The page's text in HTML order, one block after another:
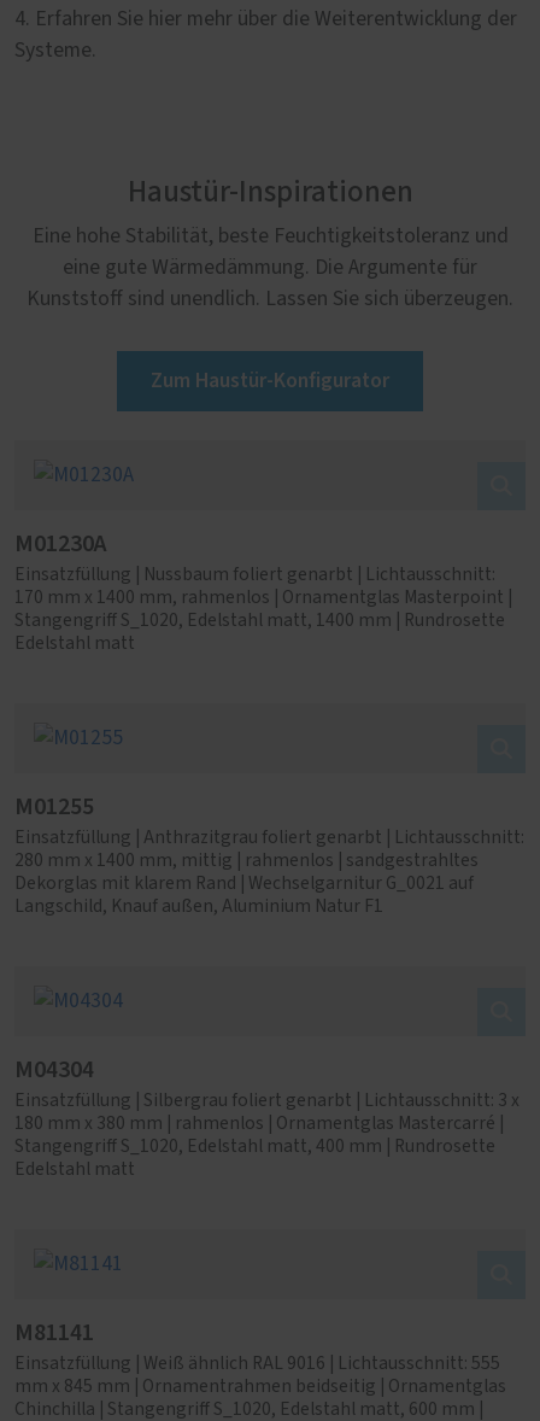
4. Erfahren Sie hier mehr über die Weiterentwicklung der
Systeme.
Haustür-Inspirationen
Eine hohe Stabilität, beste Feuchtigkeitstoleranz und
eine gute Wärmedämmung. Die Argumente für
Kunststoff sind unendlich. Lassen Sie sich überzeugen.
Zum Haustür-Konfigurator
M01230A
Einsatzfüllung | Nussbaum foliert genarbt | Lichtausschnitt:
170 mm x 1400 mm, rahmenlos | Ornamentglas Masterpoint |
Stangengriff S_1020, Edelstahl matt, 1400 mm | Rundrosette
Edelstahl matt
M01255
Einsatzfüllung | Anthrazitgrau foliert genarbt | Lichtausschnitt:
280 mm x 1400 mm, mittig | rahmenlos | sandgestrahltes
Dekorglas mit klarem Rand | Wechselgarnitur G_0021 auf
Langschild, Knauf außen, Aluminium Natur F1
M04304
Einsatzfüllung | Silbergrau foliert genarbt | Lichtausschnitt: 3 x
180 mm x 380 mm | rahmenlos | Ornamentglas Mastercarré |
Stangengriff S_1020, Edelstahl matt, 400 mm | Rundrosette
Edelstahl matt
M81141
Einsatzfüllung | Weiß ähnlich RAL 9016 | Lichtausschnitt: 555
mm x 845 mm | Ornamentrahmen beidseitig | Ornamentglas
Chinchilla | Stangengriff S_1020, Edelstahl matt, 600 mm |